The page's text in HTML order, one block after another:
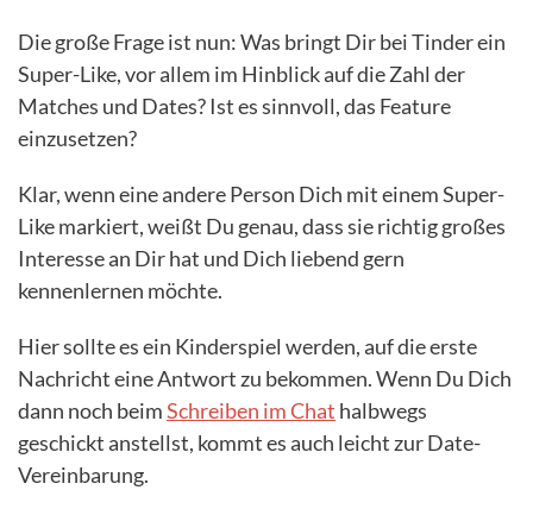
Die große Frage ist nun: Was bringt Dir bei Tinder ein
Super-Like, vor allem im Hinblick auf die Zahl der
Matches und Dates? Ist es sinnvoll, das Feature
einzusetzen?
Klar, wenn eine andere Person Dich mit einem Super-
Like markiert, weißt Du genau, dass sie richtig großes
Interesse an Dir hat und Dich liebend gern
kennenlernen möchte.
Hier sollte es ein Kinderspiel werden, auf die erste
Nachricht eine Antwort zu bekommen. Wenn Du Dich
dann noch beimSchreiben im Chat halbwegs
geschickt anstellst, kommt es auch leicht zur Date-
Vereinbarung.